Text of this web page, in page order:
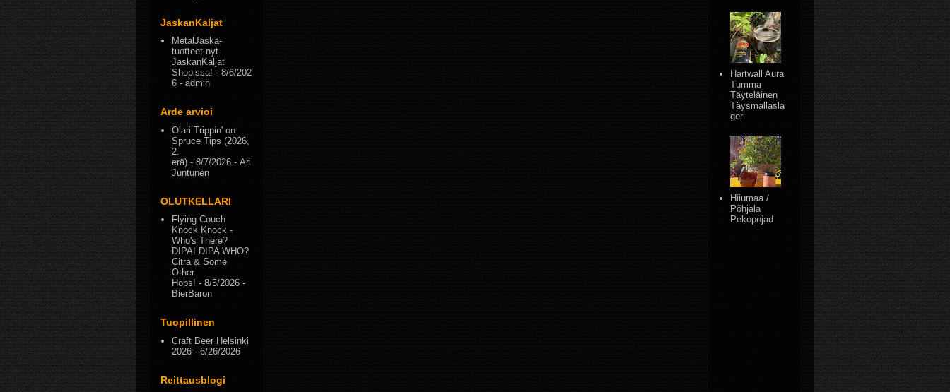
JaskanKaljat
MetalJaska-
tuotteet nyt
JaskanKaljat
Shopissa! - 8/6/202
6 - admin
Arde arvioi
Olari Trippin' on
Spruce Tips (2026,
2.
erä) - 8/7/2026 - Ari
Juntunen
OLUTKELLARI
Flying Couch
Knock Knock -
Who's There?
DIPA! DIPA WHO?
Citra & Some
Other
Hops! - 8/5/2026 -
BierBaron
Tuopillinen
Craft Beer Helsinki
2026 - 6/26/2026
Reittausblogi
Hartwall Aura
Tumma
Täyteläinen
Täysmallasla
ger
Hiiumaa /
Põhjala
Pekopojad